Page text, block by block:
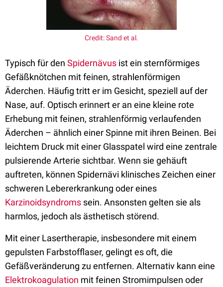
Credit: Sand et al.
Typisch für den Spidernävus ist ein sternförmiges
Gefäßknötchen mit feinen, strahlenförmigen
Äderchen. Häufig tritt er im Gesicht, speziell auf der
Nase, auf. Optisch erinnert er an eine kleine rote
Erhebung mit feinen, strahlenförmig verlaufenden
Äderchen – ähnlich einer Spinne mit ihren Beinen. Bei
leichtem Druck mit einer Glasspatel wird eine zentrale
pulsierende Arterie sichtbar. Wenn sie gehäuft
auftreten, können Spidernävi klinisches Zeichen einer
schweren Lebererkrankung oder eines
Karzinoidsyndroms sein. Ansonsten gelten sie als
harmlos, jedoch als ästhetisch störend.
Mit einer Lasertherapie, insbesondere mit einem
gepulsten Farbstofflaser, gelingt es oft, die
Gefäßveränderung zu entfernen. Alternativ kann eine
Elektrokoagulation mit feinen Stromimpulsen oder